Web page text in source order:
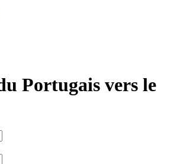
Portugais vers le